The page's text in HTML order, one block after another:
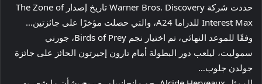
حددت شركة Warner Bros. Discovery تاريخ إصدار The Zone of
Interest Max للدراما A24، والتي حصلت مؤخرًا على جائزتين…
وفقًا للموعد النهائي، تم اختيار نجم Birds of Prey، جورني
سموليت، ليلعب دور البطولة أمام تارون إجيرتون الحائز على جائزة
جولدن جلوب…